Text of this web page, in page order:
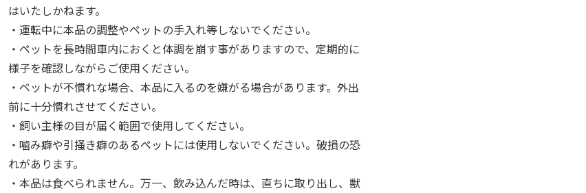
はいたしかねます。
・運転中に本品の調整やペットの手入れ等しないでください。
・ペットを長時間車内におくと体調を崩す事がありますので、定期的に
様子を確認しながらご使用ください。
・ペットが不慣れな場合、本品に入るのを嫌がる場合があります。外出
前に十分慣れさせてください。
・飼い主様の目が届く範囲で使用してください。
・噛み癖や引掻き癖のあるペットには使用しないでください。破損の恐
れがあります。
・本品は食べられません。万一、飲み込んだ時は、直ちに取り出し、獣